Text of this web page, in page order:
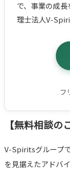
で、事業の成
理士法人V-
フ
【無料相談の
V-Spiritsグループ
を見据えたアドバ